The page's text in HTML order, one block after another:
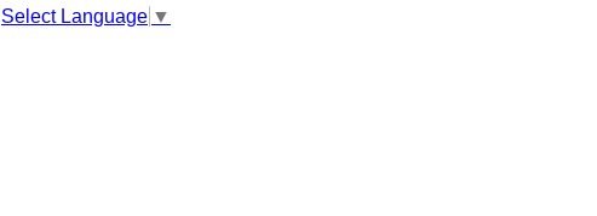
Select Language ▼